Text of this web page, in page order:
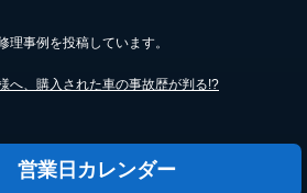
理事例を投稿しています。
へ、購入された車の事故歴が判る!?
営業日カレンダー